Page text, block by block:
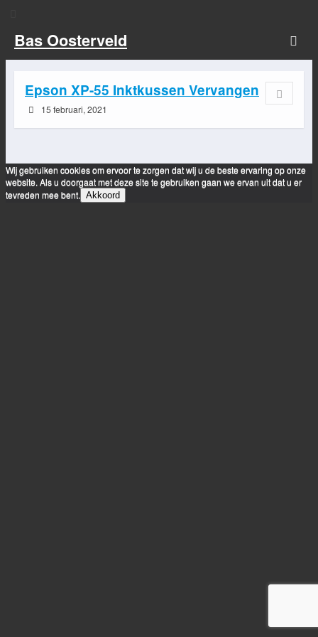
Bas Oosterveld
Epson XP-55 Inktkussen Vervangen
15 februari, 2021
Wij gebruiken cookies om ervoor te zorgen dat wij u de beste ervaring op onze
website. Als u doorgaat met deze site te gebruiken gaan we ervan uit dat u er
tevreden mee bent. Akkoord